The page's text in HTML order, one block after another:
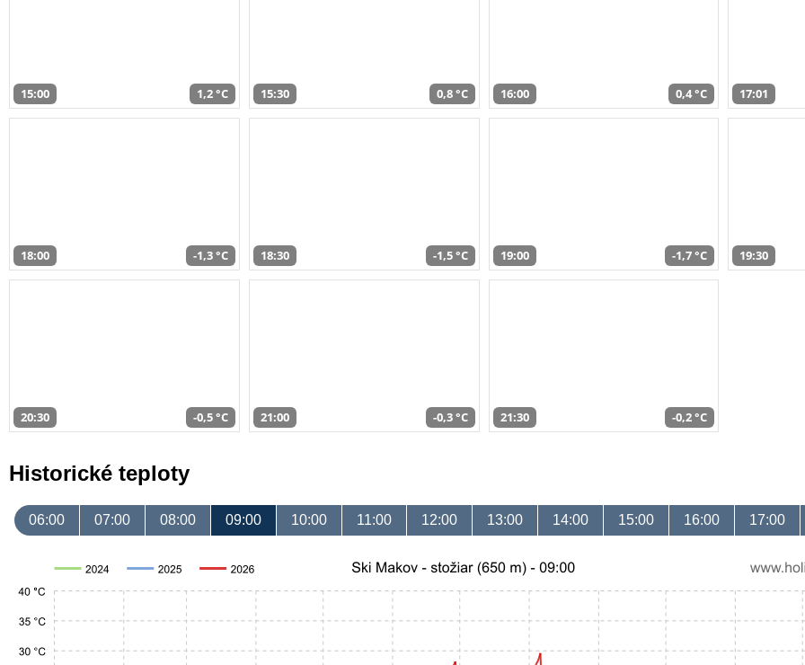
15:00 1,2 °C 15:30 0,8 °C 16:00 0,4 °C 17:01
18:00 -1,3 °C 18:30 -1,5 °C 19:00 -1,7 °C 19:30
20:30 -0,5 °C 21:00 -0,3 °C 21:30 -0,2 °C
Historické teploty
06:00 07:00 08:00 09:00 10:00 11:00 12:00 13:00 14:00 15:00 16:00 17:00